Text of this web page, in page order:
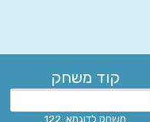
קוד משחק
משחק לדוגמא: 122